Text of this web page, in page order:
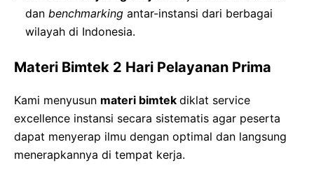
dan benchmarking antar-instansi dari berbagai
wilayah di Indonesia.
Materi Bimtek 2 Hari Pelayanan Prima
Kami menyusun materi bimtek diklat service
excellence instansi secara sistematis agar peserta
dapat menyerap ilmu dengan optimal dan langsung
menerapkannya di tempat kerja.